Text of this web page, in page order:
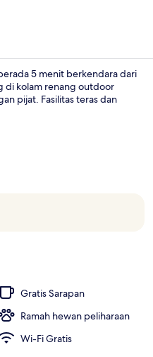
5 menit berkendara dari
di kolam renang outdoor
pijat. Fasilitas teras dan
Gratis Sarapan
Ramah hewan peliharaan
Wi-Fi Gratis